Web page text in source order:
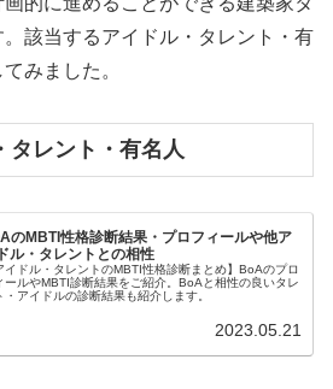
該当するアイドル・タレント・有
みました。
タレント・有名人
のMBTI性格診断結果・プロフィールや他ア
ル・タレントとの相性
イドル・タレントのMBTI性格診断まとめ】BoAのプロ
ールやMBTI診断結果をご紹介。BoAと相性の良いタレ
・アイドルの診断結果も紹介します。
2023.05.21